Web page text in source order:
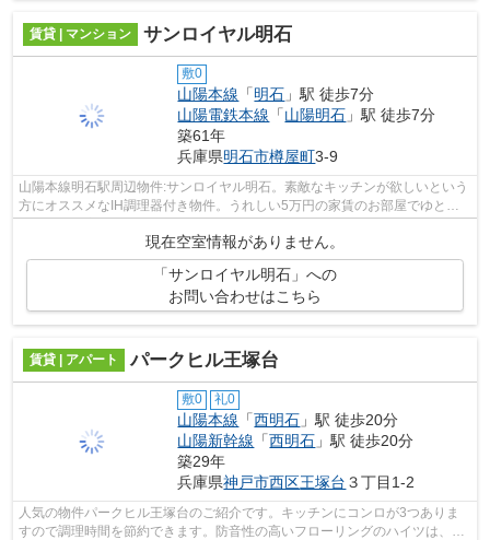
賃貸 | マンション サンロイヤル明石
敷0
山陽本線 「明石 」駅 徒歩7分
山陽電鉄本線 「山陽明石 」駅 徒歩7分
築61年
兵庫県明石市樽屋町3-9
山陽本線明石駅周辺物件:サンロイヤル明石。素敵なキッチンが欲しいという
方にオススメなIH調理器付き物件。うれしい5万円の家賃のお部屋でゆとり
現在空室情報がありません。
「サンロイヤル明石」への
お問い合わせはこちら
賃貸 | アパート パークヒル王塚台
敷0 礼0
山陽本線 「西明石 」駅 徒歩20分
山陽新幹線 「西明石 」駅 徒歩20分
築29年
兵庫県神戸市西区王塚台 ３丁目1-2
人気の物件パークヒル王塚台のご紹介です。キッチンにコンロが3つありま
すので調理時間を節約できます。防音性の高いフローリングのハイツは、室